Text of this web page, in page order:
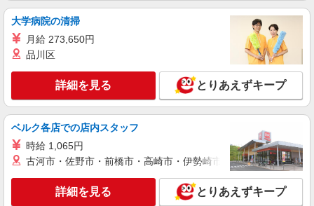
株式会社シエロ
時給1400円〜 ※残業代支給 ★交通費別途支給
+゜ 入社祝い金10万円支給(規定有) お友達を紹介
頂くと, インセンティブ支給(規定有) ★月2回払
い・週払い可能（規程有）★ ゜・。○。・゜
+゜・。○。・゜+゜
静岡県焼津市のdocomoショップ
キープ 詳細を見る
派遣社員
株式会社シエロ
【ソフトバンク】の店舗スタッフ
時給1500円〜 ※残業代支給 ★交通費別途支給
（規定あり） ゜+゜・。○。・゜+゜・。○。・゜
大学病院の清掃
月給 273,650円
品川区
詳細を見る とりあえずキープ
ベルク各店での店内スタッフ
時給 1,065円
古河市・佐野市・前橋市・高崎市・伊勢崎市・太田市・館林市
詳細を見る とりあえずキープ